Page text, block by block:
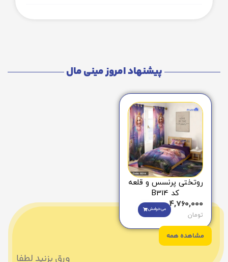
پیشنهاد امروز مینی مال
روتختی پرنسس و قلعه
کد B314
4,760,000
تومان
می‌خوامش
مشاهده همه
ورق بزنید لطفا